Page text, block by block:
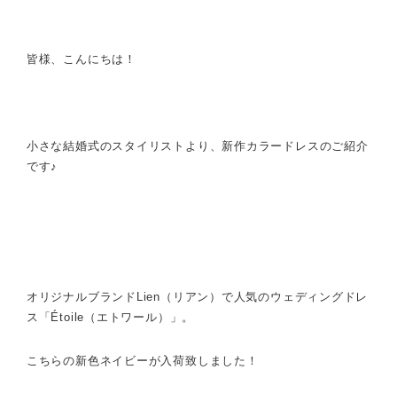
皆様、こんにちは！
小さな結婚式のスタイリストより、新作カラードレスのご紹介
です♪
オリジナルブランドLien（リアン）で人気のウェディングドレ
ス「Étoile（エトワール）」。
こちらの新色ネイビーが入荷致しました！